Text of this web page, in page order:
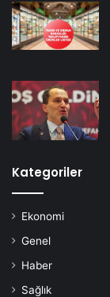
Kategoriler
Ekonomi
Genel
Haber
Sağlık